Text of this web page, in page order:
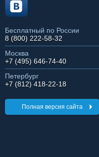
Бесплатный по России
8 (800) 222-58-32
Москва
+7 (495) 646-74-40
Петербург
+7 (812) 418-22-18
Полная версия сайта